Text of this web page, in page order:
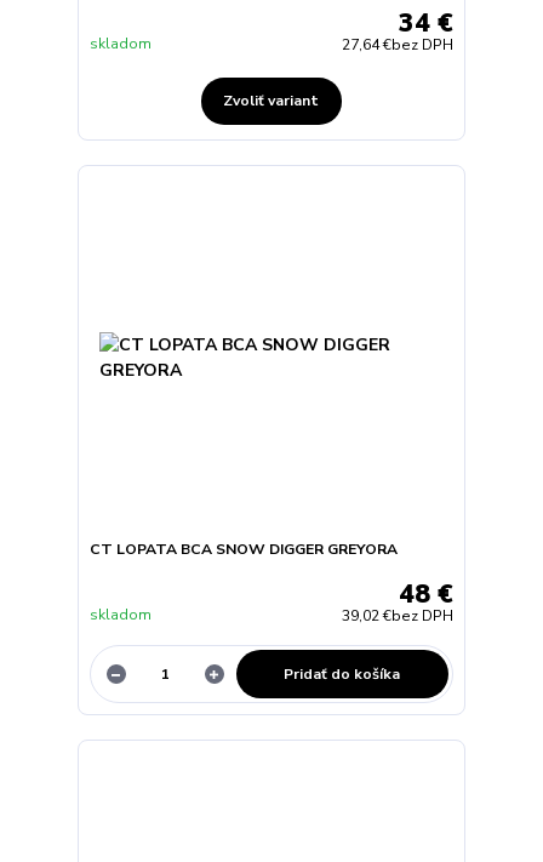
34 €
27,64 €bez DPH
skladom
Zvoliť variant
CT LOPATA BCA SNOW DIGGER GREYORA
48 €
39,02 €bez DPH
skladom
Pridať do košíka